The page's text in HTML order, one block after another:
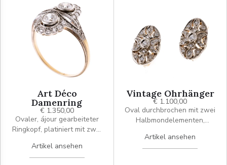
flankieren. Mit
Sicherheitskette.
Art Déco
Damenring
€ 1.350,00
Ovaler, ájour gearbeiteter
Ringkopf, platiniert mit zwei
Altschliffdiamanten je ca.
0.25 ct., die daisyartig von je
Artikel ansehen
Vintage Ohrhänger
€ 1.100,00
Oval durchbrochen mit zwei
Halbmondelementen,
Brisur aus Gelbgold. Im Art
Déco-Stil
Artikel ansehen